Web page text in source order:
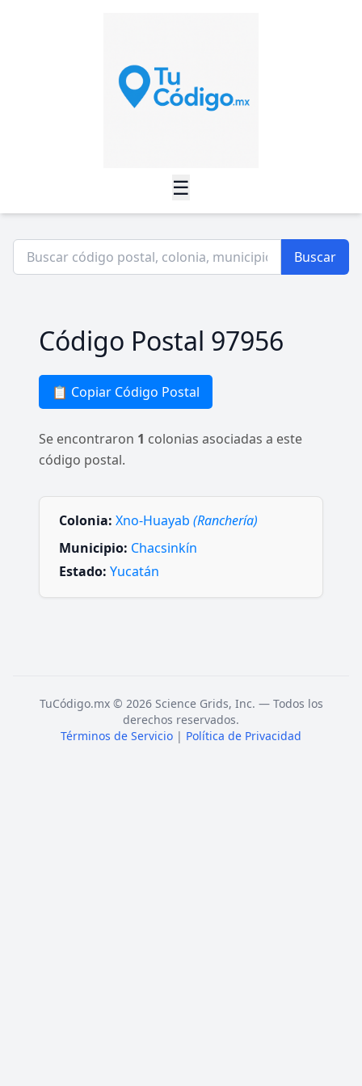
☰
Buscar
Código Postal 97956
📋 Copiar Código Postal
Se encontraron 1 colonias asociadas a este
código postal.
Colonia: Xno-Huayab (Ranchería)
Municipio: Chacsinkín
Estado: Yucatán
TuCódigo.mx © 2026 Science Grids, Inc. — Todos los
derechos reservados.
Términos de Servicio | Política de Privacidad